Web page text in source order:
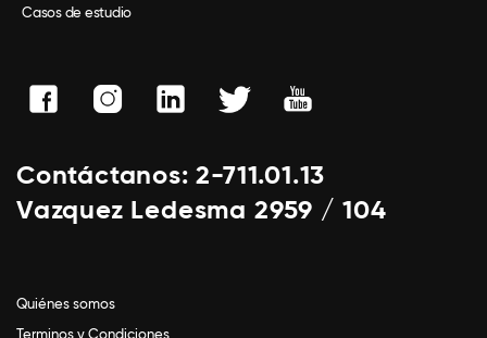
Casos de estudio
Contáctanos: 2-711.01.13
Vazquez Ledesma 2959 / 104
Quiénes somos
Terminos y Condiciones